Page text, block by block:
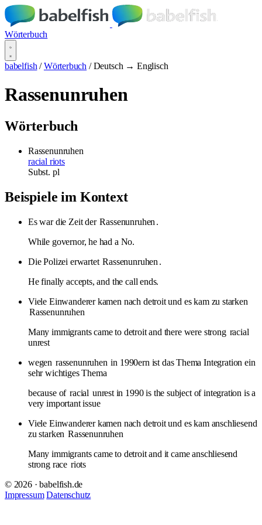
Wörterbuch
babelfish / Wörterbuch / Deutsch → Englisch
Rassenunruhen
Wörterbuch
Rassenunruhen
racial riots
Subst. pl
Beispiele im Kontext
Es war die Zeit der Rassenunruhen .
While governor, he had a No.
Die Polizei erwartet Rassenunruhen .
He finally accepts, and the call ends.
Viele Einwanderer kamen nach detroit und es kam zu starken
Rassenunruhen
Many immigrants came to detroit and there were strong racial
unrest
wegen rassenunruhen in 1990ern ist das Thema Integration ein
sehr wichtiges Thema
because of racial unrest in 1990 is the subject of integration is a
very important issue
Viele Einwanderer kamen nach detroit und es kam anschliesend
zu starken Rassenunruhen
Many immigrants came to detroit and it came anschliesend
strong race riots
© 2026 · babelfish.de
Impressum Datenschutz